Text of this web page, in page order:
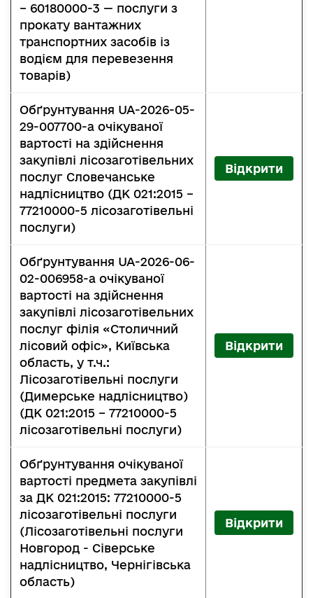
– 60180000-3 — послуги з
прокату вантажних
транспортних засобів із
водієм для перевезення
товарів)
Обґрунтування UA-2026-05-
29-007700-a очікуваної
вартості на здійснення
закупівлі лісозаготівельних
послуг Словечанське
надлісництво (ДК 021:2015 –
77210000-5 лісозаготівельні
послуги)
Відкрити
Обґрунтування UA-2026-06-
02-006958-a очікуваної
вартості на здійснення
закупівлі лісозаготівельних
послуг філія «Столичний
лісовий офіс», Київська
область, у т.ч.:
Лісозаготівельні послуги
(Димерське надлісництво)
(ДК 021:2015 – 77210000-5
лісозаготівельні послуги)
Відкрити
Обґрунтування очікуваної
вартості предмета закупівлі
за ДК 021:2015: 77210000-5
лісозаготівельні послуги
(Лісозаготівельні послуги
Новгород - Сіверське
надлісництво, Чернігівська
область)
Відкрити